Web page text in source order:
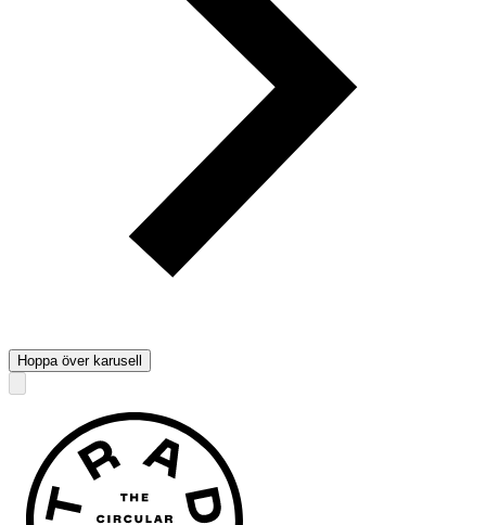
Hoppa över karusell